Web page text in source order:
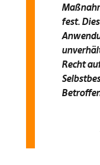
fest.
Recht